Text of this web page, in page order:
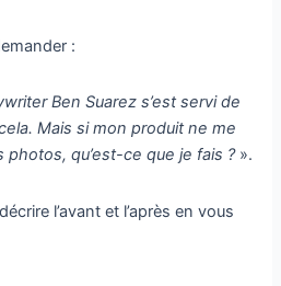
:
Ben Suarez s’est servi de
Mais si mon produit ne me
photos, qu’est-ce que je fais ?».
l’avant et l’après en vous